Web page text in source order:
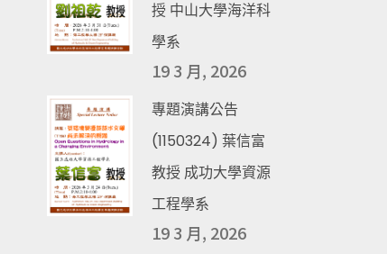
授 中山大學海洋科
學系
19 3 月, 2026
專題演講公告
(1150324) 葉信富
教授 成功大學資源
工程學系
19 3 月, 2026